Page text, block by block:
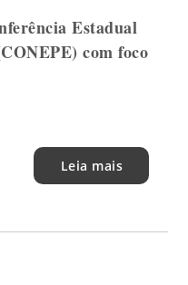
Estadual
com foco
Leia mais